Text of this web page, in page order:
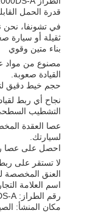
قدرة الحمل
في تشونفا، نحن
ثقيلة أو سيارة
بناء متين وقوي
مصنوع من مواد
القيادة صعوبة.
حجم خيط دقيق
نجاح أي ربط
التشطيب
لسيارتك.
احصل على عصا
لا تستقر على
العنق المخصصة
اسم العلامة
رقم الطراز: 12000DS-A
مكان المنشأ: